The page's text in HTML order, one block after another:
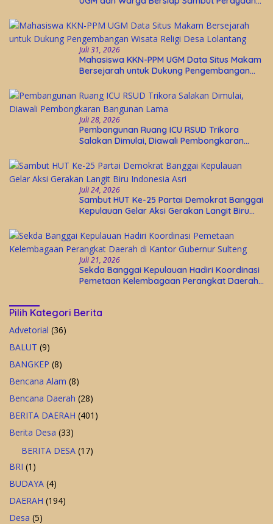
Juli 31, 2026
Mahasiswa KKN-PPM UGM Data Situs Makam
Bersejarah untuk Dukung Pengembangan
Juli 28, 2026
Pembangunan Ruang ICU RSUD Trikora
Salakan Dimulai, Diawali Pembongkaran
Juli 24, 2026
Sambut HUT Ke-25 Partai Demokrat Banggai
Kepulauan Gelar Aksi Gerakan Langit Biru
Juli 21, 2026
Sekda Banggai Kepulauan Hadiri Koordinasi
Pemetaan Kelembagaan Perangkat Daerah
Pilih Kategori Berita
Advetorial (36)
BALUT (9)
BANGKEP (8)
Bencana Alam (8)
Bencana Daerah (28)
BERITA DAERAH (401)
Berita Desa (33)
BERITA DESA (17)
BRI (1)
BUDAYA (4)
DAERAH (194)
Desa (5)